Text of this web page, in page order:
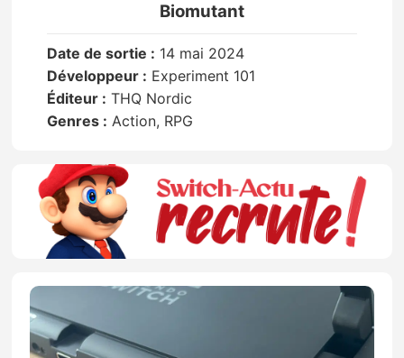
Biomutant
Date de sortie : 14 mai 2024
Développeur : Experiment 101
Éditeur : THQ Nordic
Genres : Action, RPG